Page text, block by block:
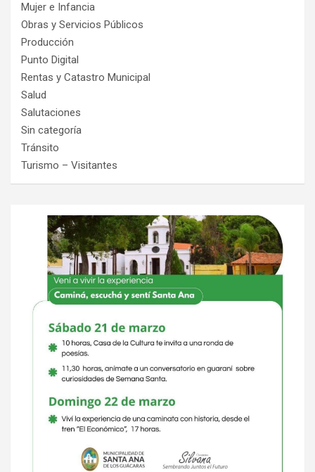
Mujer e Infancia
Obras y Servicios Públicos
Producción
Punto Digital
Rentas y Catastro Municipal
Salud
Salutaciones
Sin categoría
Tránsito
Turismo – Visitantes